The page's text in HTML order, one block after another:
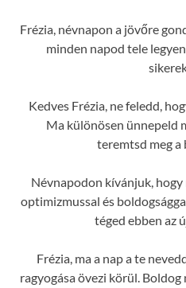
Frézia, névnapon a jövőre
minden napod tele
Kedves Frézia, ne feledd,
Ma különösen ünnepeld
teremtsd meg
Névnapodon kívánjuk,
optimizmussal és
téged ebben az
Frézia, ma a nap a te
ragyogása övezi körül.